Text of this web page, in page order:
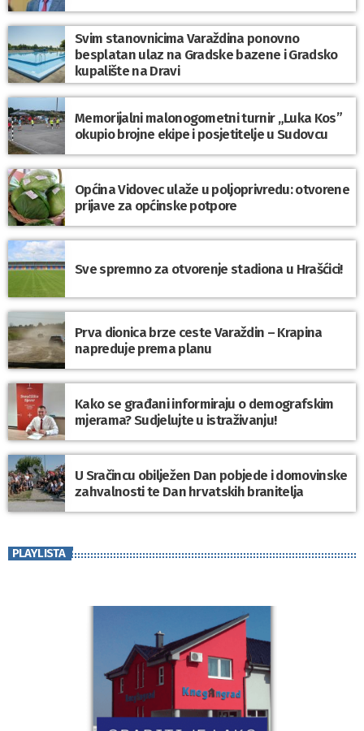
Svim stanovnicima Varaždina ponovno
besplatan ulaz na Gradske bazene i Gradsko
kupalište na Dravi
Memorijalni malonogometni turnir „Luka Kos”
okupio brojne ekipe i posjetitelje u Sudovcu
Općina Vidovec ulaže u poljoprivredu: otvorene
prijave za općinske potpore
Sve spremno za otvorenje stadiona u Hrašćici!
Prva dionica brze ceste Varaždin – Krapina
napreduje prema planu
Kako se građani informiraju o demografskim
mjerama? Sudjelujte u istraživanju!
U Sračincu obilježen Dan pobjede i domovinske
zahvalnosti te Dan hrvatskih branitelja
PLAYLISTA